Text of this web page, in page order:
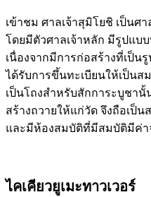
เข้าชม ศาลเจ้าสุมิโยชิ เป็นศ
โดยมีตัวศาลเจ้าหลัก มีรูปแบ
เนื่องจากมีการก่อสร้างที่เป็
ได้รับการขึ้นทะเบียนให้เป็น
เป็นโถงสำหรับสักการะบูชานั้
สร้างถวายให้แก่วัด จึงถือเป็
และมีห้องสมบัติที่มีสมบัติมีค่า
ไคเคียวยูเมะทาวเวอร์